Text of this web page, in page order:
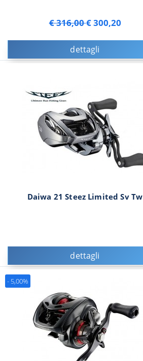
€ 316,00€ 300,20
dettagli
Daiwa 21 Steez Limited Sv Tw
dettagli
- 5,00%